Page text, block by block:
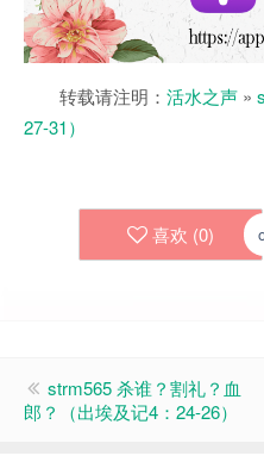
转载请注明： 活水之声 »
27-31）
喜欢 (0)
strm565 杀谁？割礼？血
郎？（出埃及记4：24-26）